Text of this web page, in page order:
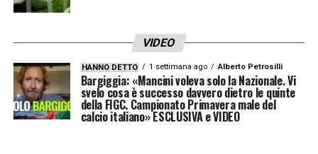
VIDEO
HANNO DETTO 1 settimana ago Alberto Petrosilli
Bargiggia: «Mancini voleva solo la Nazionale. Vi
svelo cosa è successo davvero dietro le quinte
della FIGC. Campionato Primavera male del
calcio italiano» ESCLUSIVA e VIDEO